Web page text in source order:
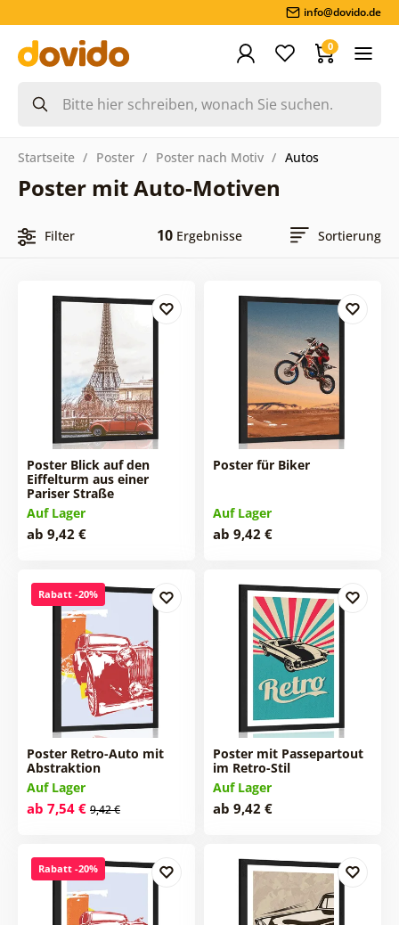
info@dovido.de
0
Startseite Poster Poster nach Motiv Autos
Poster mit Auto-Motiven
Filter 10 Ergebnisse Sortierung
Poster Blick auf den
Eiffelturm aus einer
Pariser Straße
Auf Lager
ab 9,42 €
Poster für Biker
Auf Lager
ab 9,42 €
Rabatt -20%
Poster Retro-Auto mit
Abstraktion
Auf Lager
ab 7,54 € 9,42 €
Poster mit Passepartout
im Retro-Stil
Auf Lager
ab 9,42 €
Rabatt -20%